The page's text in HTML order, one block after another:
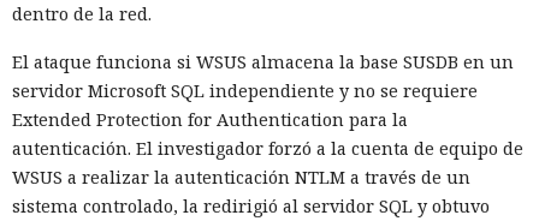
dentro de la red.
El ataque funciona si WSUS almacena la base SUSDB en un
servidor Microsoft SQL independiente y no se requiere
Extended Protection for Authentication para la
autenticación. El investigador forzó a la cuenta de equipo de
WSUS a realizar la autenticación NTLM a través de un
sistema controlado, la redirigió al servidor SQL y obtuvo